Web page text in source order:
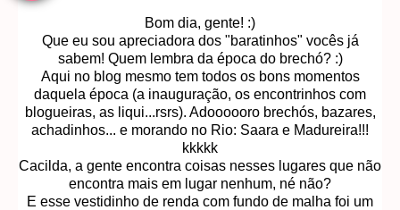
Bom dia, gente! :)
Que eu sou apreciadora dos "baratinhos" vocês já
sabem! Quem lembra da época do brechó? :)
Aqui no blog mesmo tem todos os bons momentos
daquela época (a inauguração, os encontrinhos com
blogueiras, as liqui...rsrs). Adoooooro brechós, bazares,
achadinhos... e morando no Rio: Saara e Madureira!!!
kkkkk
Cacilda, a gente encontra coisas nesses lugares que não
encontra mais em lugar nenhum, né não?
E esse vestidinho de renda com fundo de malha foi um